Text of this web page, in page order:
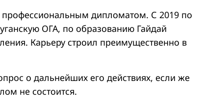
профессиональным дипломатом. С 2019 по
ОГА, по образованию Гайдай
Карьеру строил преимущественно в
о дальнейших его действиях, если же
не состоится.